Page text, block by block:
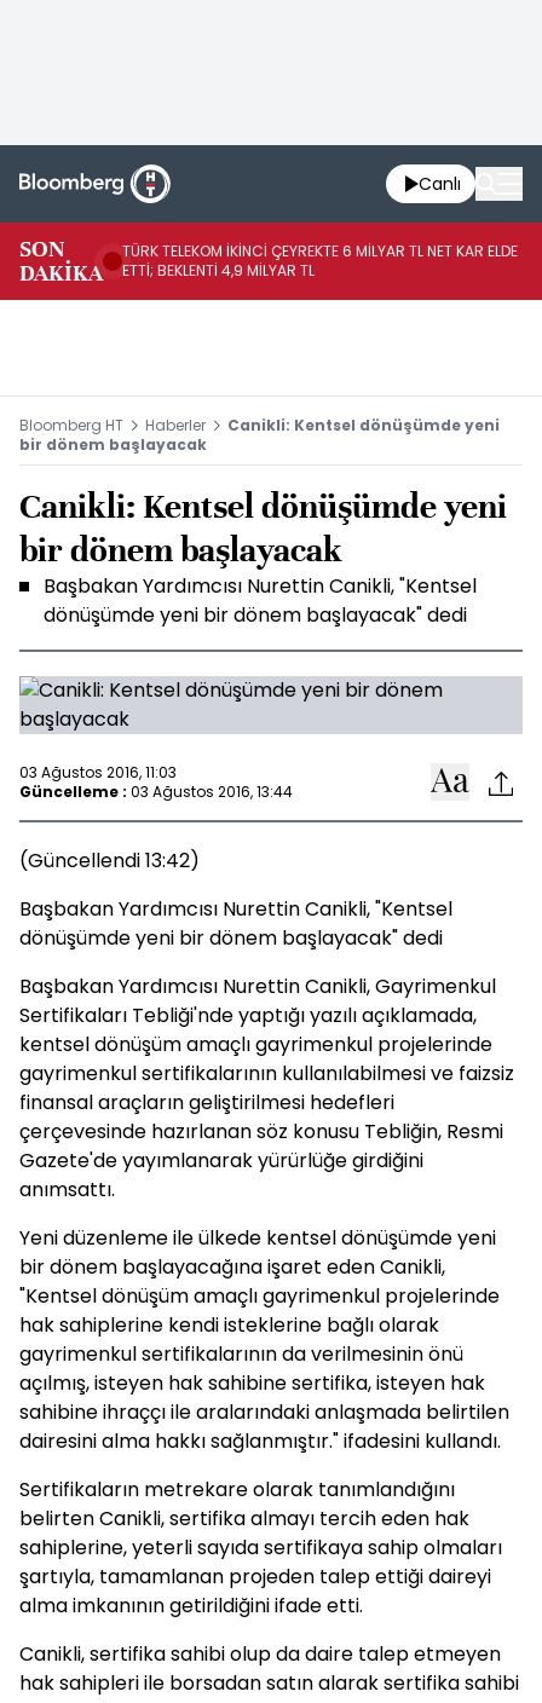
Canlı
SON
DAKİKA
TÜRK TELEKOM İKİNCİ ÇEYREKTE 6 MİLYAR TL NET KAR ELDE
ETTİ; BEKLENTİ 4,9 MİLYAR TL
Bloomberg HT Haberler
Canikli: Kentsel dönüşümde yeni
bir dönem başlayacak
Canikli: Kentsel dönüşümde yeni
bir dönem başlayacak
Başbakan Yardımcısı Nurettin Canikli, "Kentsel
dönüşümde yeni bir dönem başlayacak" dedi
03 Ağustos 2016, 11:03
Güncelleme : 03 Ağustos 2016, 13:44
(Güncellendi 13:42)
Başbakan Yardımcısı Nurettin Canikli, "Kentsel
dönüşümde yeni bir dönem başlayacak" dedi
Başbakan Yardımcısı Nurettin Canikli, Gayrimenkul
Sertifikaları Tebliği'nde yaptığı yazılı açıklamada,
kentsel dönüşüm amaçlı gayrimenkul projelerinde
gayrimenkul sertifikalarının kullanılabilmesi ve faizsiz
finansal araçların geliştirilmesi hedefleri
çerçevesinde hazırlanan söz konusu Tebliğin, Resmi
Gazete'de yayımlanarak yürürlüğe girdiğini
anımsattı.
Yeni düzenleme ile ülkede kentsel dönüşümde yeni
bir dönem başlayacağına işaret eden Canikli,
"Kentsel dönüşüm amaçlı gayrimenkul projelerinde
hak sahiplerine kendi isteklerine bağlı olarak
gayrimenkul sertifikalarının da verilmesinin önü
açılmış, isteyen hak sahibine sertifika, isteyen hak
sahibine ihraççı ile aralarındaki anlaşmada belirtilen
dairesini alma hakkı sağlanmıştır." ifadesini kullandı.
Sertifikaların metrekare olarak tanımlandığını
belirten Canikli, sertifika almayı tercih eden hak
sahiplerine, yeterli sayıda sertifikaya sahip olmaları
şartıyla, tamamlanan projeden talep ettiği daireyi
alma imkanının getirildiğini ifade etti.
Canikli, sertifika sahibi olup da daire talep etmeyen
hak sahipleri ile borsadan satın alarak sertifika sahibi